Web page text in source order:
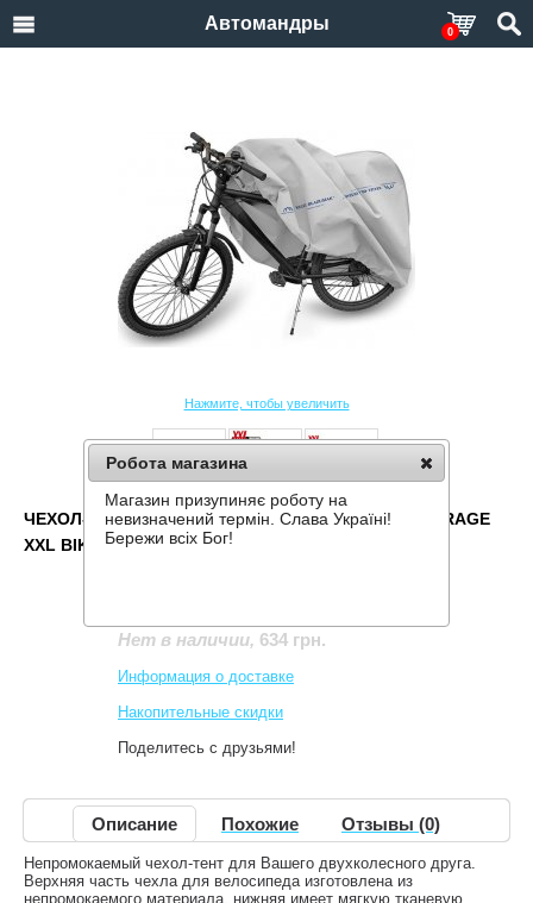
Автомандры 0
Нажмите, чтобы увеличить
ЧЕХОЛ-ТЕНТ ДЛЯ ВЕЛОСИПЕДА KEGEL BASIC GARAGE
XXL BIKE
Нет в наличии, 634 грн.
Информация о доставке
Накопительные скидки
Поделитесь с друзьями!
Описание Похожие Отзывы (0)
Непромокаемый чехол-тент для Вашего двухколесного друга.
Верхняя часть чехла для велосипеда изготовлена из
непромокаемого материала, нижняя имеет мягкую тканевую
Робота магазина
Магазин призупиняє роботу на
невизначений термін. Слава Україні!
Бережи всіх Бог!